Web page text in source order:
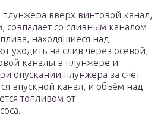
вверх винтовой канал,
совпадает со сливным каналом
находящиеся над
уходить на слив через осевой,
каналы в плунжере и
опускании плунжера за счёт
впускной канал, и объём над
топливом от